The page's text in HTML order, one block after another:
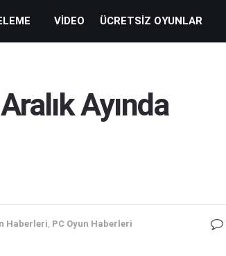
VIDEO ÜCRETSIZ OYUNLAR
Ayında
Haberleri PC Oyun Haberleri